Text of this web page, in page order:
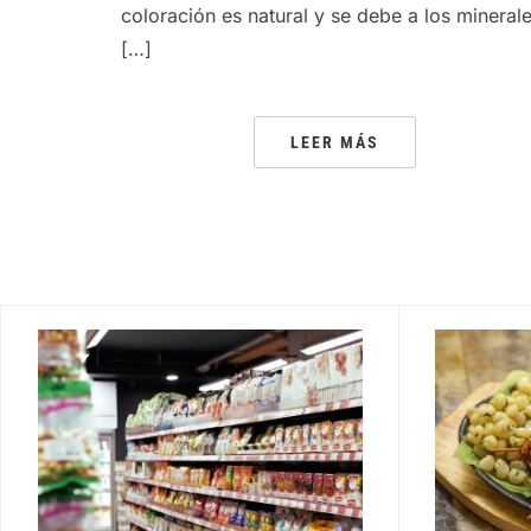
coloración es natural y se debe a los
[…]
LEER MÁS